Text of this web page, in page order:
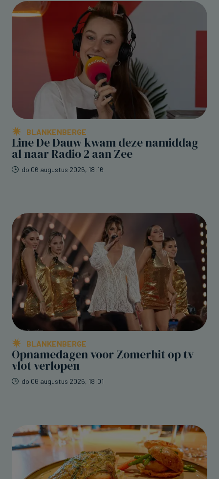
BLANKENBERGE
Line De Dauw kwam deze namiddag
al naar Radio 2 aan Zee
do 06 augustus 2026, 18:16
BLANKENBERGE
Opnamedagen voor Zomerhit op tv
vlot verlopen
do 06 augustus 2026, 18:01